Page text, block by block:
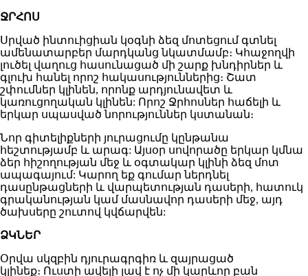
ՋՐՀՈՍ
Սրված ինտուիցիան կօգնի ձեզ մոտեցում գտնել
ամենատարբեր մարդկանց նկատմամբ։ Կհաջողվի
լուծել վաղուց հասունացած մի շարք խնդիրներ և
գլուխ հանել որոշ հակասություններից։ Շատ
շփումներ կլինեն, որոնք արդյունավետ և
կառուցողական կլինեն: Որոշ Ջրհոսներ հաճելի և
երկար սպասված նորություններ կստանան։
Նոր գիտելիքների յուրացումը կընթանա
հեշտությամբ և արագ: Այսօր սովորածը երկար կմնա
ձեր հիշողության մեջ և օգտակար կլինի ձեզ մոտ
ապագայում: Կարող եք գումար ներդնել
դասընթացների և վարպետության դասերի, հատուկ
գրականության կամ մասնավոր դասերի մեջ, այդ
ծախսերը շուտով կվճարվեն:
ՁԿՆԵՐ
Օրվա սկզբին դյուրագրգիռ և զայրացած
կլինեք։ Ուստի ավելի լավ է ոչ մի կարևոր բան